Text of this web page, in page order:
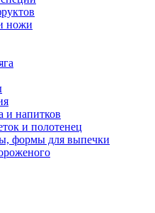
ножи
и напитков
и полотенец
формы для выпечки